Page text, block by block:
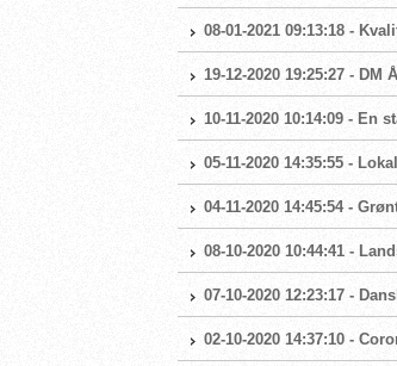
08-01-2021 09:13:18 -
19-12-2020 19:25:27 - DM
10-11-2020 10:14:09 -
05-11-2020 14:35:55 -
04-11-2020 14:45:54 -
08-10-2020 10:44:41 -
07-10-2020 12:23:17 -
02-10-2020 14:37:10 -